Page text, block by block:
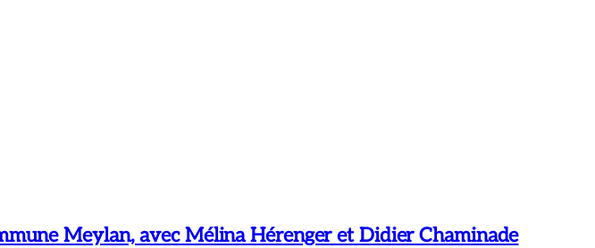
Meylan, avec Mélina Hérenger et Didier Chaminade